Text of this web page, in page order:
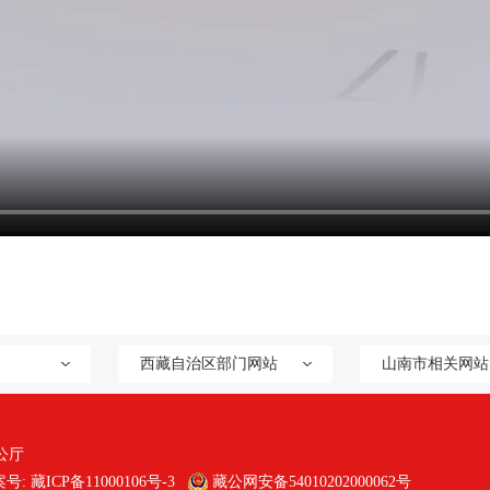
西藏自治区部门网站 山南市相关网站
厅
号: 藏ICP备11000106号-3 藏公网安备54010202000062号